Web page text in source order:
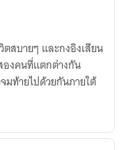
ตสบายๆ และกงอิงเสียน
องคนที่แตกต่างกัน
ท้ายไปด้วยกันภายใต้